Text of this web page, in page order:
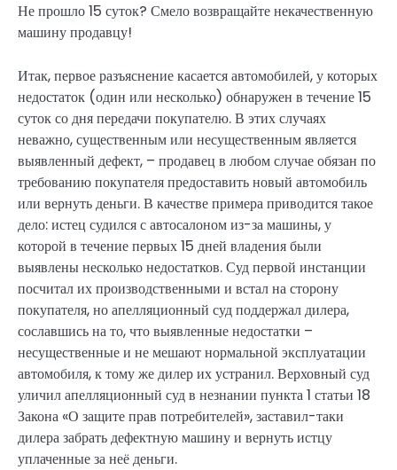
Не прошло 15 суток? Смело возвращайте некачественную
машину продавцу!
Итак, первое разъяснение касается автомобилей, у которых
недостаток (один или несколько) обнаружен в течение 15
суток со дня передачи покупателю. В этих случаях
неважно, существенным или несущественным является
выявленный дефект, – продавец в любом случае обязан по
требованию покупателя предоставить новый автомобиль
или вернуть деньги. В качестве примера приводится такое
дело: истец судился с автосалоном из-за машины, у
которой в течение первых 15 дней владения были
выявлены несколько недостатков. Суд первой инстанции
посчитал их производственными и встал на сторону
покупателя, но апелляционный суд поддержал дилера,
сославшись на то, что выявленные недостатки –
несущественные и не мешают нормальной эксплуатации
автомобиля, к тому же дилер их устранил. Верховный суд
уличил апелляционный суд в незнании пункта 1 статьи 18
Закона «О защите прав потребителей», заставил-таки
дилера забрать дефектную машину и вернуть истцу
уплаченные за неё деньги.